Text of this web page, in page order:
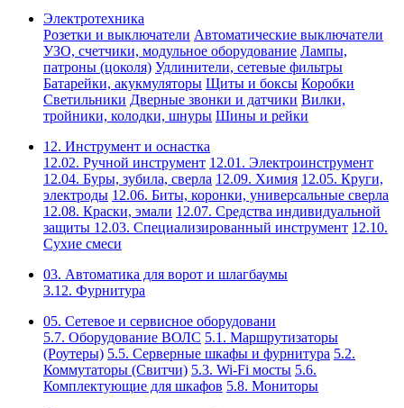
Электротехника
Розетки и выключатели Автоматические выключатели
УЗО, счетчики, модульное оборудование Лампы,
патроны (цоколя) Удлинители, сетевые фильтры
Батарейки, акукмуляторы Щиты и боксы Коробки
Светильники Дверные звонки и датчики Вилки,
тройники, колодки, шнуры Шины и рейки
12. Инструмент и оснастка
12.02. Ручной инструмент 12.01. Электроинструмент
12.04. Буры, зубила, сверла 12.09. Химия 12.05. Круги,
электроды 12.06. Биты, коронки, универсальные сверла
12.08. Краски, эмали 12.07. Средства индивидуальной
защиты 12.03. Специализированный инструмент 12.10.
Сухие смеси
03. Автоматика для ворот и шлагбаумы
3.12. Фурнитура
05. Сетевое и сервисное оборудовани
5.7. Оборудование ВОЛС 5.1. Маршрутизаторы
(Роутеры) 5.5. Серверные шкафы и фурнитура 5.2.
Коммутаторы (Свитчи) 5.3. Wi-Fi мосты 5.6.
Комплектующие для шкафов 5.8. Мониторы